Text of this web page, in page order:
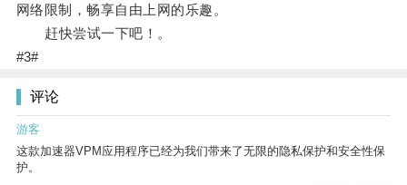
网络限制，畅享自由上网的乐趣。
赶快尝试一下吧！。
#3#
评论
游客
这款加速器VPM应用程序已经为我们带来了无限的隐私保护和安全性保
护。